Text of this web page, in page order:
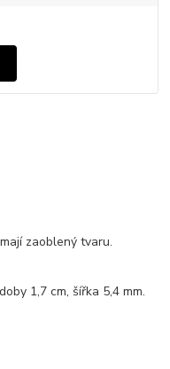
zaoblený tvaru.
1,7 cm, šířka 5,4 mm.